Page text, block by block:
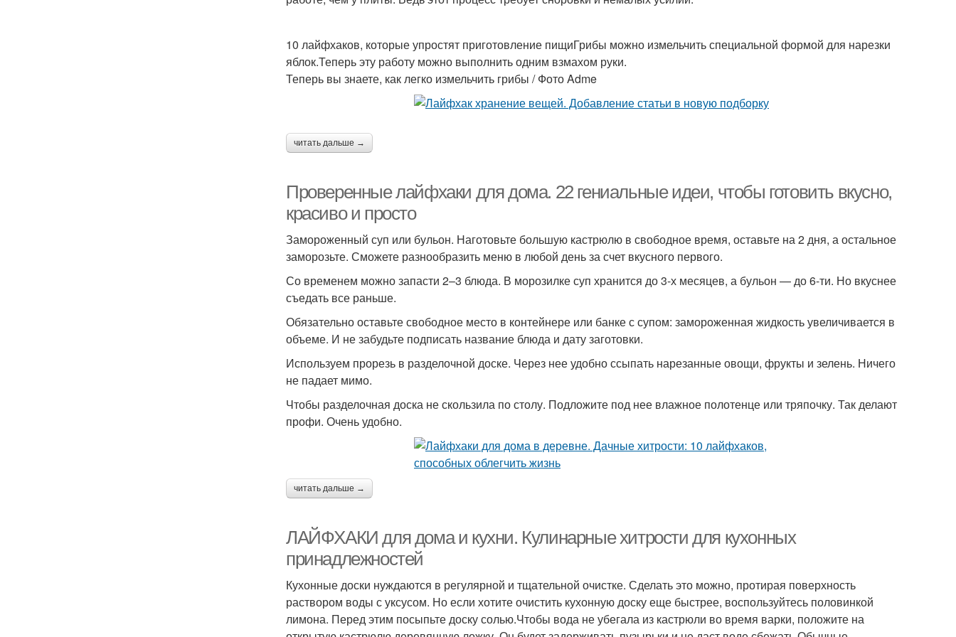
10 лайфхаков, которые упростят приготовление пищиГрибы можно измельчить специальной формой для нарезки
яблок.Теперь эту работу можно выполнить одним взмахом руки.
Теперь вы знаете, как легко измельчить грибы / Фото Adme
читать дальше →
Проверенные лайфхаки для дома. 22 гениальные идеи, чтобы готовить вкусно,
красиво и просто
Замороженный суп или бульон. Наготовьте большую кастрюлю в свободное время, оставьте на 2 дня, а остальное
заморозьте. Сможете разнообразить меню в любой день за счет вкусного первого.
Со временем можно запасти 2–3 блюда. В морозилке суп хранится до 3-х месяцев, а бульон — до 6-ти. Но вкуснее
съедать все раньше.
Обязательно оставьте свободное место в контейнере или банке с супом: замороженная жидкость увеличивается в
объеме. И не забудьте подписать название блюда и дату заготовки.
Используем прорезь в разделочной доске. Через нее удобно ссыпать нарезанные овощи, фрукты и зелень. Ничего
не падает мимо.
Чтобы разделочная доска не скользила по столу. Подложите под нее влажное полотенце или тряпочку. Так делают
профи. Очень удобно.
читать дальше →
ЛАЙФХАКИ для дома и кухни. Кулинарные хитрости для кухонных
принадлежностей
Кухонные доски нуждаются в регулярной и тщательной очистке. Сделать это можно, протирая поверхность
раствором воды с уксусом. Но если хотите очистить кухонную доску еще быстрее, воспользуйтесь половинкой
лимона. Перед этим посыпьте доску солью.Чтобы вода не убегала из кастрюли во время варки, положите на